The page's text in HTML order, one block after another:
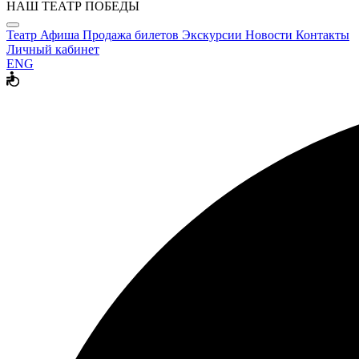
НАШ ТЕАТР ПОБЕДЫ
Театр Афиша Продажа билетов Экскурсии Новости Контакты
Личный кабинет
ENG